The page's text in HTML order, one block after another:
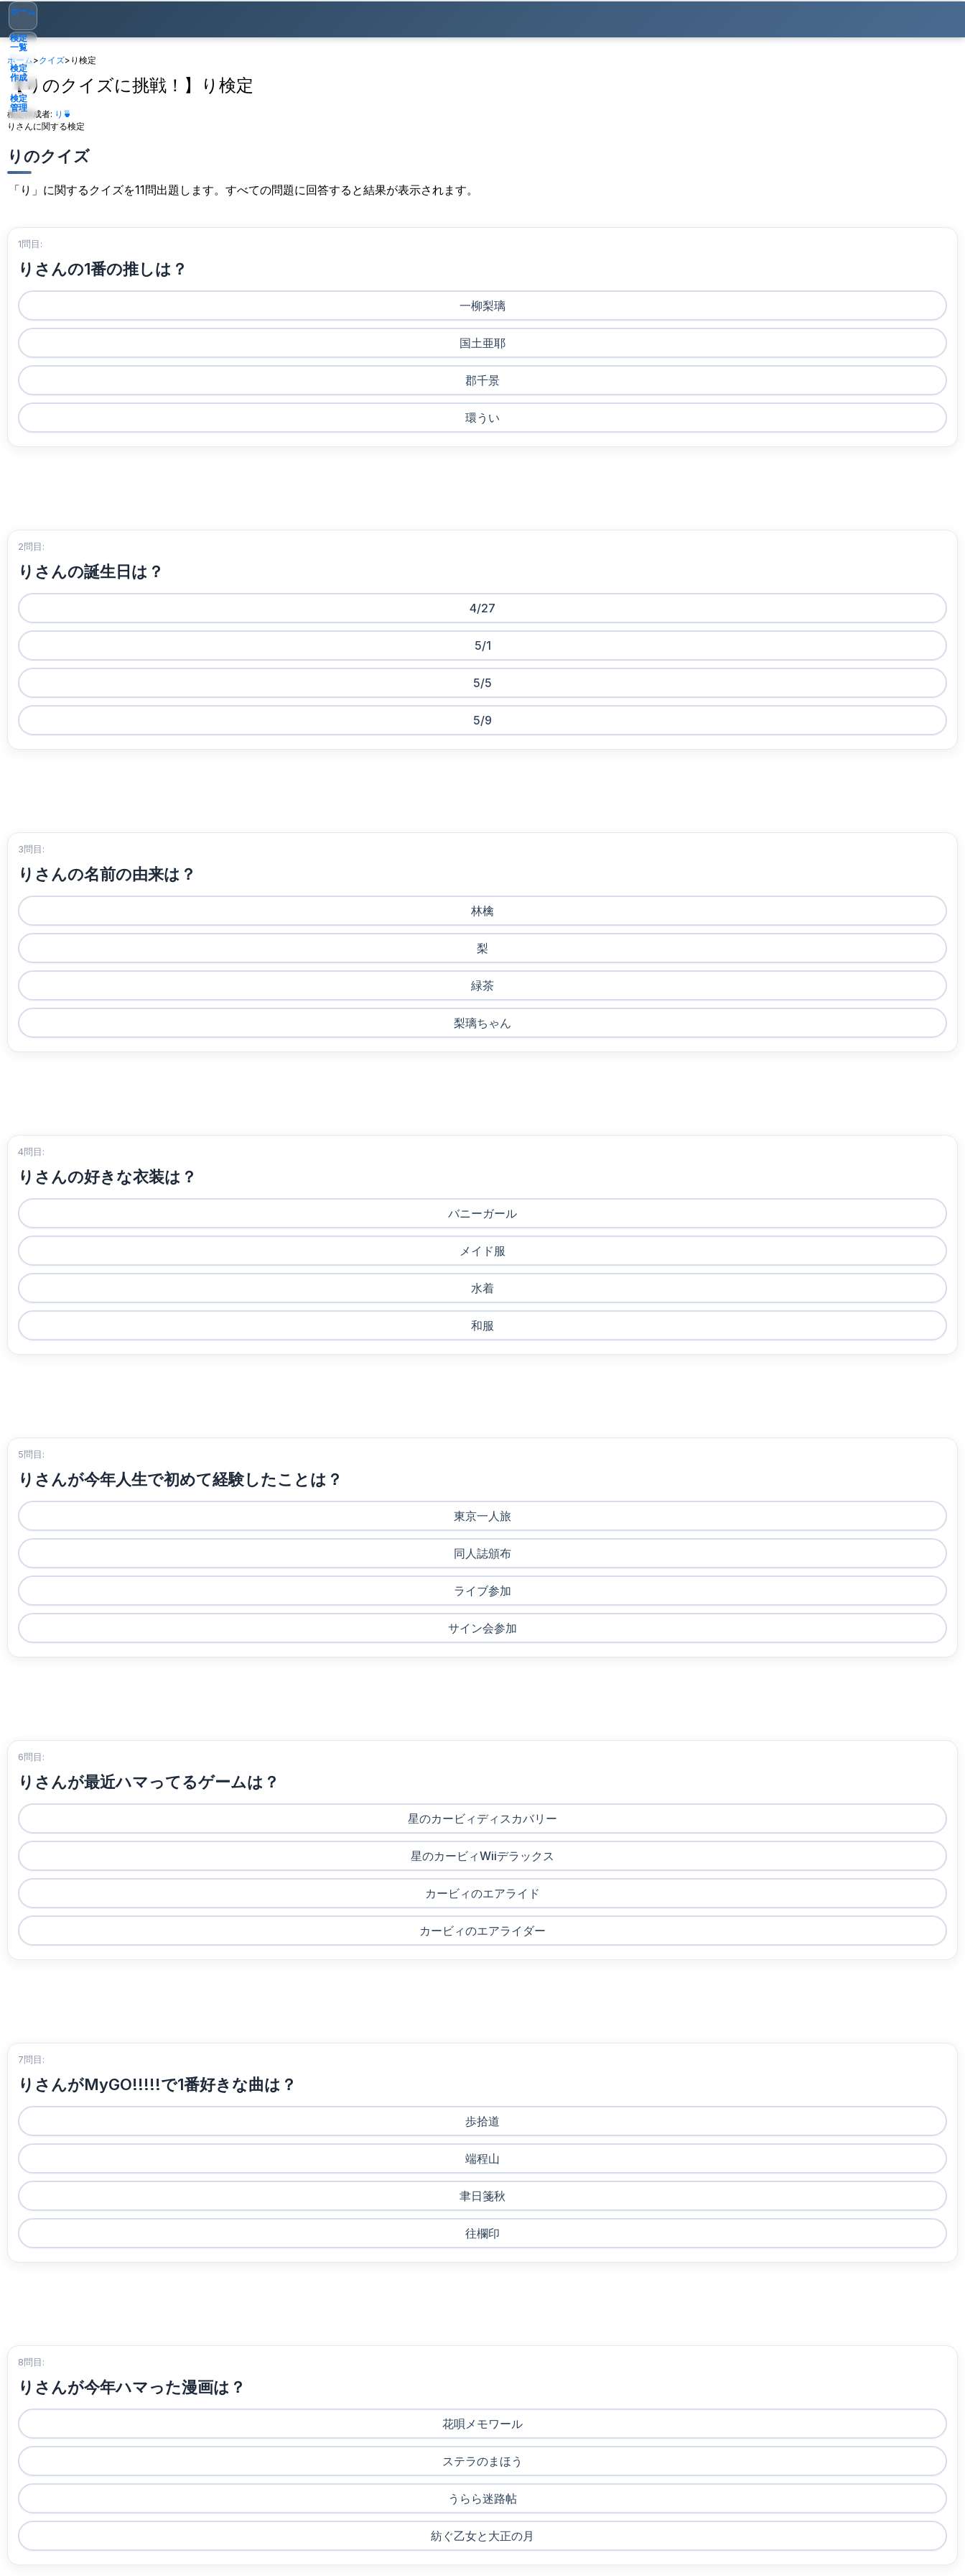
ホーム
検定
一覧
検定
作成
検定
管理
ゲスト ▾
ホーム>クイズ> り検定
【りのクイズに挑戦！】り検定
検定作成者: り🍵
りさんに関する検定
りのクイズ
「り」に関するクイズを11問出題します。すべての問題に回答すると結果が表示されます。
1問目:
りさんの1番の推しは？
一柳梨璃
国土亜耶
郡千景
環うい
2問目:
りさんの誕生日は？
4/27
5/1
5/5
5/9
3問目:
りさんの名前の由来は？
林檎
梨
緑茶
梨璃ちゃん
4問目:
りさんの好きな衣装は？
バニーガール
メイド服
水着
和服
5問目:
りさんが今年人生で初めて経験したことは？
東京一人旅
同人誌頒布
ライブ参加
サイン会参加
6問目:
りさんが最近ハマってるゲームは？
星のカービィディスカバリー
星のカービィWiiデラックス
カービィのエアライド
カービィのエアライダー
7問目:
りさんがMyGO!!!!!で1番好きな曲は？
歩拾道
端程山
聿日箋秋
往欄印
8問目:
りさんが今年ハマった漫画は？
花唄メモワール
ステラのまほう
うらら迷路帖
紡ぐ乙女と大正の月